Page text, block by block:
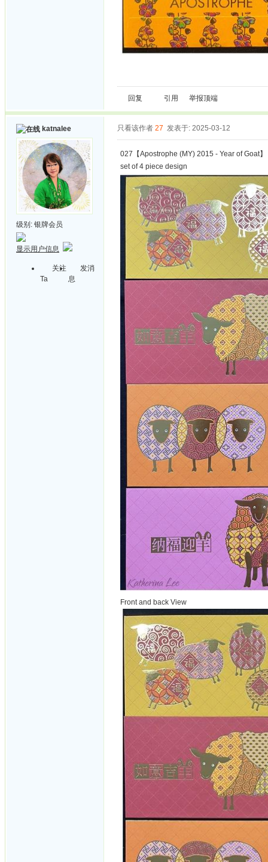
回复 引用 举报顶端
katnalee
级别: 银牌会员
显示用户信息
关注
Ta
发消
息
只看该作者 27 发表于: 2025-03-12
027【Apostrophe (MY) 2015 - Year of Goat】
set of 4 piece design
Front and back View